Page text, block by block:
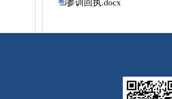
参训回执.docx